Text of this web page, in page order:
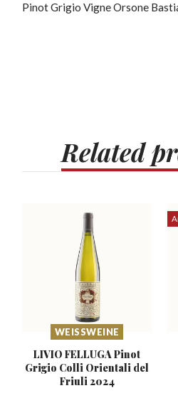
Pinot Grigio Vigne Orsone
Related
WEISSWEINE
LIVIO FELLUGA Pinot
Grigio Colli Orientali del
Friuli 2024